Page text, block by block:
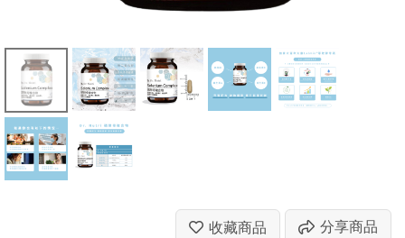
收藏商品 分享商品